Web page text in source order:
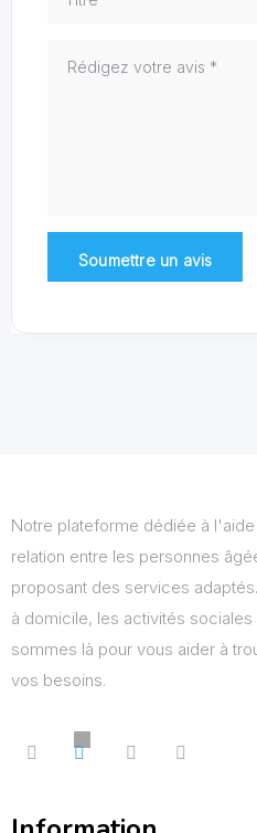
Notre plateforme dédiée à
relation entre les personnes
proposant des services
à domicile, les activités
sommes là pour vous aider à
vos besoins.